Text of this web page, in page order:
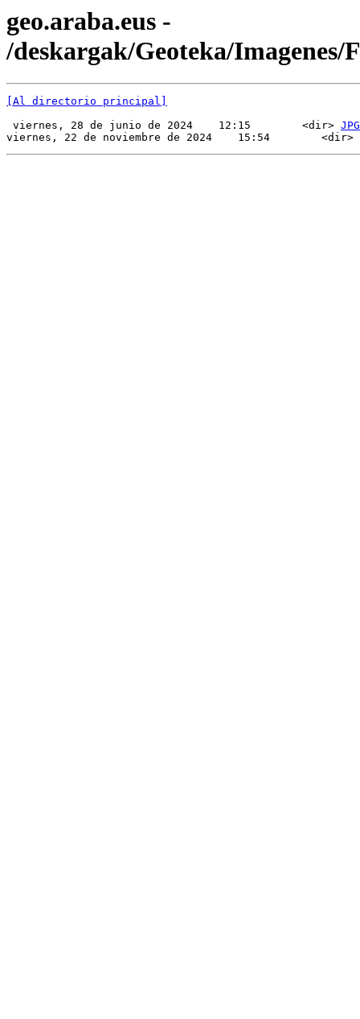
geo.araba.eus -
/deskargak/Geoteka/Imagenes/
[Al directorio principal]
viernes, 28 de junio de 2024    12:15        <dir> JPG
viernes, 22 de noviembre de 2024    15:54        <dir>